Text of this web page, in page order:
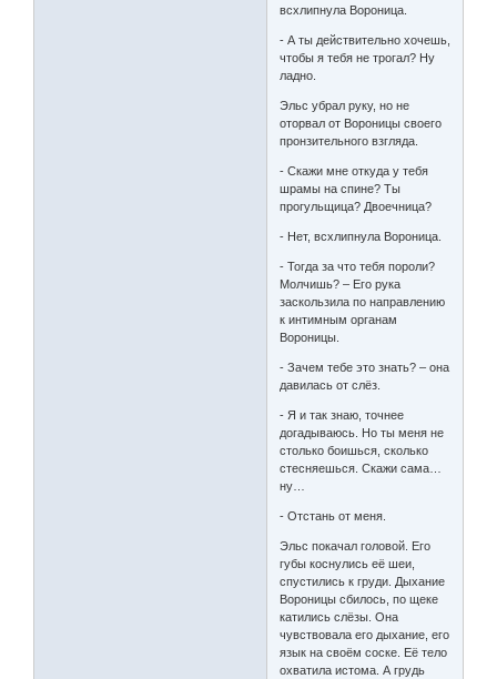
всхлипнула Вороница.
- А ты действительно хочешь,
чтобы я тебя не трогал? Ну
ладно.
Эльс убрал руку, но не
оторвал от Вороницы своего
пронзительного взгляда.
- Скажи мне откуда у тебя
шрамы на спине? Ты
прогульщица? Двоечница?
- Нет, всхлипнула Вороница.
- Тогда за что тебя пороли?
Молчишь? – Его рука
заскользила по направлению
к интимным органам
Вороницы.
- Зачем тебе это знать? – она
давилась от слёз.
- Я и так знаю, точнее
догадываюсь. Но ты меня не
столько боишься, сколько
стесняешься. Скажи сама…
ну…
- Отстань от меня.
Эльс покачал головой. Его
губы коснулись её шеи,
спустились к груди. Дыхание
Вороницы сбилось, по щеке
катились слёзы. Она
чувствовала его дыхание, его
язык на своём соске. Её тело
охватила истома. А грудь